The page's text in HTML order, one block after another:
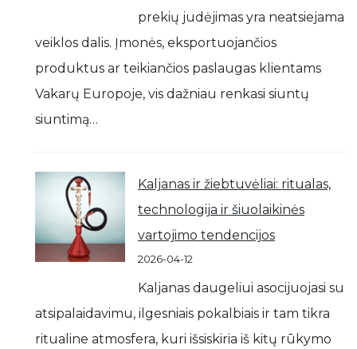
prekių judėjimas yra neatsiejama
veiklos dalis. Įmonės, eksportuojančios
produktus ar teikiančios paslaugas klientams
Vakarų Europoje, vis dažniau renkasi siuntų
siuntimą…
Kaljanas ir žiebtuvėliai: ritualas,
technologija ir šiuolaikinės
vartojimo tendencijos
2026-04-12
Kaljanas daugeliui asocijuojasi su
atsipalaidavimu, ilgesniais pokalbiais ir tam tikra
ritualine atmosfera, kuri išsiskiria iš kitų rūkymo